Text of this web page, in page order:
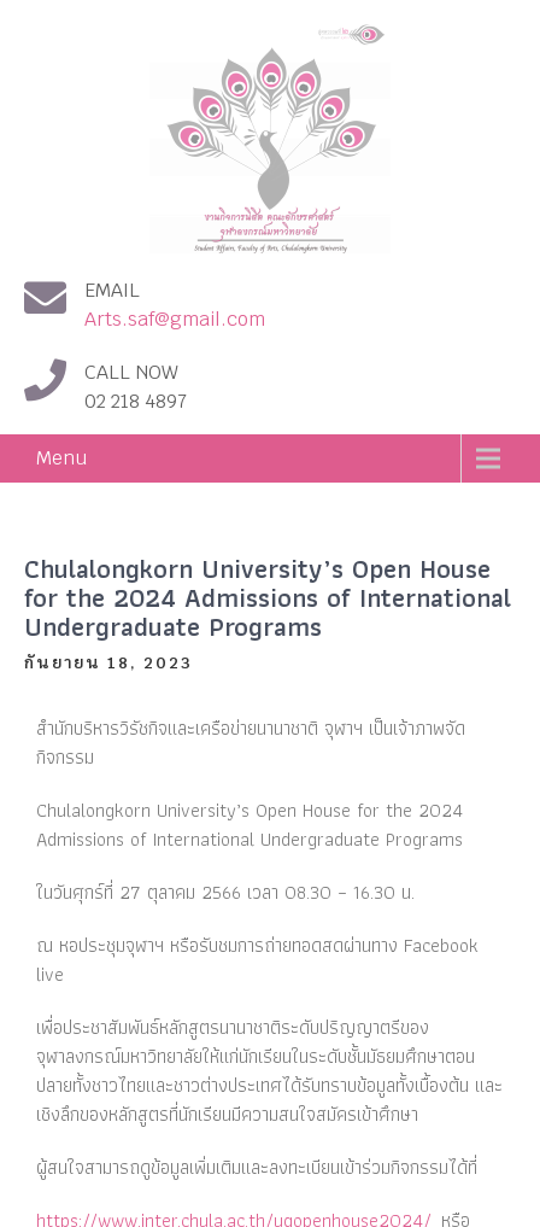
งานกิจการนิสิต คณะอักษร
ศาสตร์ จุฬาลงกรณ์
มหาวิทยาลัย
EMAIL
Arts.saf@gmail.com
CALL NOW
02 218 4897
Menu
Chulalongkorn University’s Open House
for the 2024 Admissions of International
Undergraduate Programs
กันยายน 18, 2023
สํานักบริหารวิรัชกิจและเครือข่ายนานาชาติ จุฬาฯ เป็นเจ้าภาพจัด
กิจกรรม
Chulalongkorn University’s Open House for the 2024
Admissions of International Undergraduate Programs
ในวันศุกร์ที่ 27 ตุลาคม 2566 เวลา 08.30 – 16.30 น.
ณ หอประชุมจุฬาฯ หรือรับชมการถ่ายทอดสดผ่านทาง Facebook
live
เพื่อประชาสัมพันธ์หลักสูตรนานาชาติระดับปริญญาตรีของ
จุฬาลงกรณ์มหาวิทยาลัยให้แก่นักเรียนในระดับชั้นมัธยมศึกษาตอน
ปลายทั้งชาวไทยและชาวต่างประเทศได้รับทราบข้อมูลทั้งเบื้องต้น และ
เชิงลึกของหลักสูตรที่นักเรียนมีความสนใจสมัครเข้าศึกษา
ผู้สนใจสามารถดูข้อมูลเพิ่มเติมและลงทะเบียนเข้าร่วมกิจกรรมได้ที่
https://www.inter.chula.ac.th/ugopenhouse2024/ หรือ